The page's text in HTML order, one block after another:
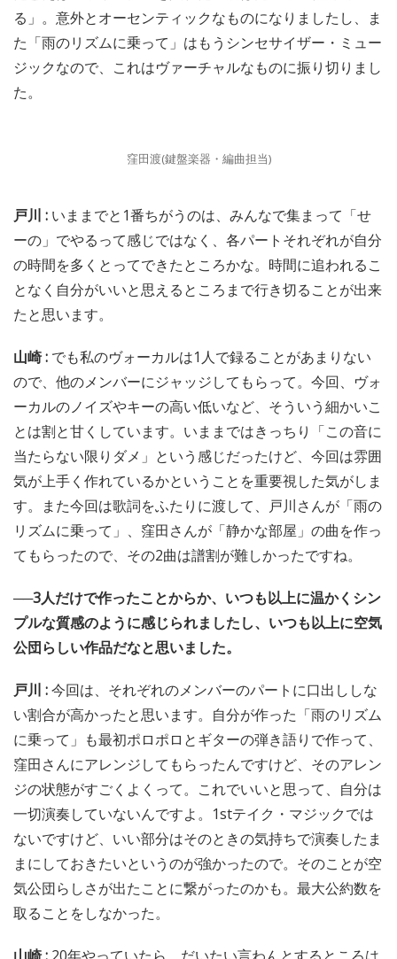
る」。意外とオーセンティックなものになりましたし、ま
た「雨のリズムに乗って」はもうシンセサイザー・ミュー
ジックなので、これはヴァーチャルなものに振り切りまし
た。
窪田渡(鍵盤楽器・編曲担当)
戸川 : いままでと1番ちがうのは、みんなで集まって「せ
ーの」でやるって感じではなく、各パートそれぞれが自分
の時間を多くとってできたところかな。時間に追われるこ
となく自分がいいと思えるところまで行き切ることが出来
たと思います。
山崎 : でも私のヴォーカルは1人で録ることがあまりない
ので、他のメンバーにジャッジしてもらって。今回、ヴォ
ーカルのノイズやキーの高い低いなど、そういう細かいこ
とは割と甘くしています。いままではきっちり「この音に
当たらない限りダメ」という感じだったけど、今回は雰囲
気が上手く作れているかということを重要視した気がしま
す。また今回は歌詞をふたりに渡して、戸川さんが「雨の
リズムに乗って」、窪田さんが「静かな部屋」の曲を作っ
てもらったので、その2曲は譜割が難しかったですね。
──3人だけで作ったことからか、いつも以上に温かくシン
プルな質感のように感じられましたし、いつも以上に空気
公団らしい作品だなと思いました。
戸川 :今回は、それぞれのメンバーのパートに口出ししな
い割合が高かったと思います。自分が作った「雨のリズム
に乗って」も最初ポロポロとギターの弾き語りで作って、
窪田さんにアレンジしてもらったんですけど、そのアレン
ジの状態がすごくよくって。これでいいと思って、自分は
一切演奏していないんですよ。1stテイク・マジックでは
ないですけど、いい部分はそのときの気持ちで演奏したま
まにしておきたいというのが強かったので。そのことが空
気公団らしさが出たことに繋がったのかも。最大公約数を
取ることをしなかった。